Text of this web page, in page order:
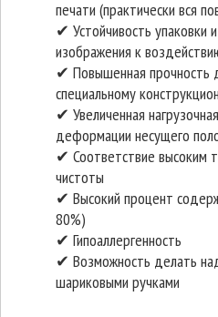
печати (практически вся
✔ Устойчивость упаковки
изображения к
✔ Повышенная прочность
специальному
✔ Увеличенная
деформации несущего
✔ Соответствие высоким
чистоты
✔ Высокий процент
80%)
✔ Гипоаллергенность
✔ Возможность делать
шариковыми ручками